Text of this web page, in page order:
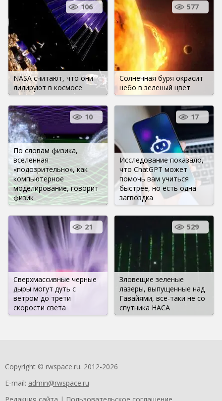
NASA считают, что они
лидируют в космосе
106
Солнечная буря окрасит
небо в зеленый цвет
577
По словам физика,
вселенная
«подозрительно», как
компьютерное
моделирование, говорит
физик
10
Исследование показало,
что ChatGPT может
помочь вам учиться
быстрее, но есть одна
загвоздка
17
Сверхмассивные черные
дыры могут дуть с
ветром до трети
скорости света
21
Зловещие зеленые
лазеры, выпущенные над
Гавайями, все-таки не со
спутника НАСА
529
Copyright © rwspace.ru. 2012-2026
E-mail: admin@rwspace.ru